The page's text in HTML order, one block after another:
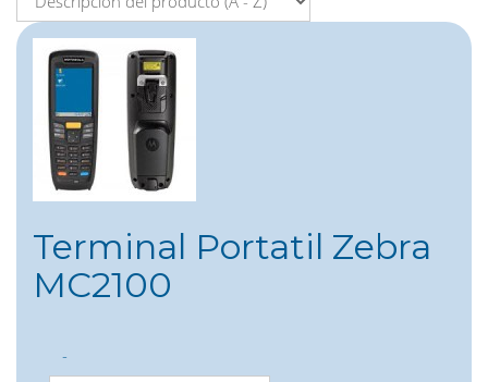
Terminal Portatil Zebra
MC2100
-